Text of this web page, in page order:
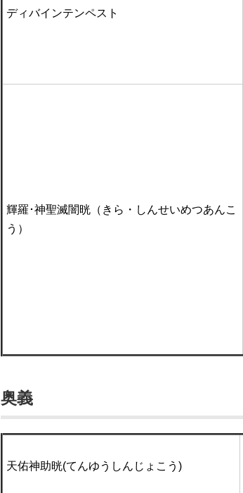
ディバインテンペスト
輝羅･神聖滅闇晄（きら・しんせいめつあんこ
う）
奥義
天佑神助晄(てんゆうしんじょこう)